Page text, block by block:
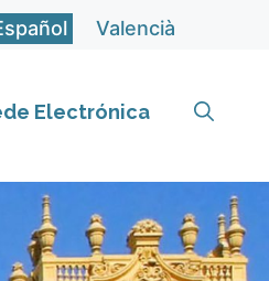
Valencià
Electrónica